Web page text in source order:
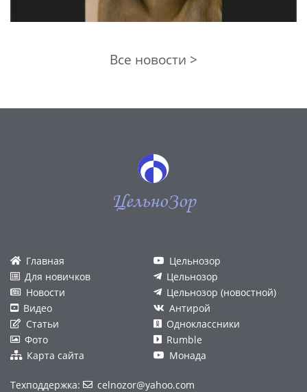
Все новости >
ЦельноЗор
Главная
Для новичков
Новости
Видео
Статьи
Фото
Карта сайта
Цельнозор
Цельнозор
Цельнозор (новостной)
Антирой
Одноклассники
Rumble
Монада
Техподдержка: celnozor@yahoo.com